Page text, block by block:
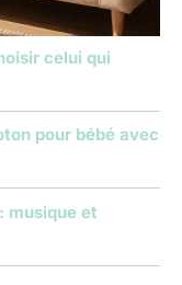
celui qui
pour bébé avec
musique et